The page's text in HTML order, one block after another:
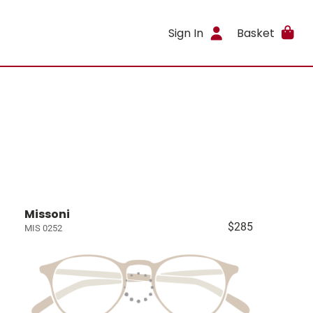
Sign In Basket
Missoni
MIS 0252 $285